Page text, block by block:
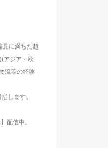
見に満ちた超
アジア・欧
流等の経験
します。
配信中。